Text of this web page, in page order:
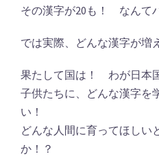
その漢字が20も！ なんて
では実際、どんな漢字が増
果たして国は！ わが日本
子供たちに、どんな漢字
い！
どんな人間に育ってほしい
か！？